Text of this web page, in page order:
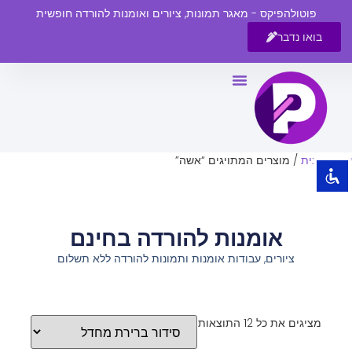
visibility_off השבת את ההבזקים
title סמן כותרות
צבע רקע
zoom_out
הקטנת גופן
הגדלת גופן
ניגודיות בהירה
פוטולהפיקס - מאגר תמונות, ציורים ואומנות להורדה חופשית
בואו נדבר
עמוד הבית / מוצרים המתויגים “אשה”
אומנות להורדה בחינם
ציורים, עבודות אומנות ותמונות להורדה ללא תשלום
מציגים את כל ⁦12⁩ התוצאות